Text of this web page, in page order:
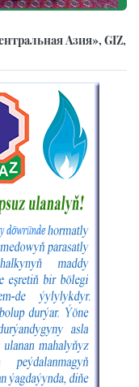
Азия», GIZ,